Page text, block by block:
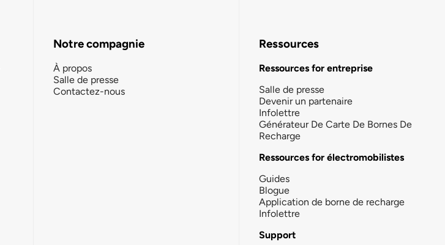
Notre compagnie
À propos
Salle de presse
Contactez-nous
Ressources
Ressources for entreprise
Salle de presse
Devenir un partenaire
Infolettre
Générateur De Carte De Bornes De
Recharge
Ressources for électromobilistes
Guides
Blogue
Application de borne de recharge
Infolettre
Support